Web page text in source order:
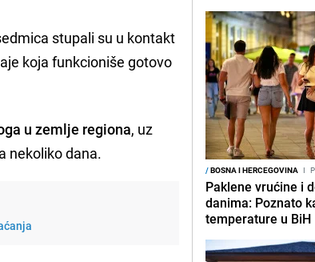
stupali su u kontakt
koja funkcioniše gotovo
u zemlje regiona, uz
nekoliko dana.
/BOSNA I HERCEGOVINA I
Paklene vrućine i
danima: Poznato
temperature u BiH